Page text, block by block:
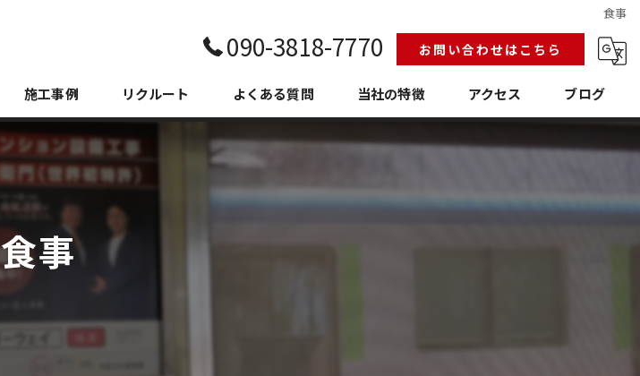
食事
090-3818-7770 お問い合わせはこちら
施工事例 リクルート よくある質問 当社の特徴
換気空調工事
アクセス ブログ
食事